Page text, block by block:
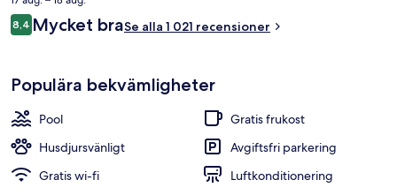
är
1 037 kr
Recensioner
8,48,4 av 10,
Mycket braSe alla 1 021 recensioner
Populära bekvämligheter
Pool
Gratis frukost
Husdjursvänligt
Avgiftsfri parkering
Gratis wi-fi
Luftkonditionering